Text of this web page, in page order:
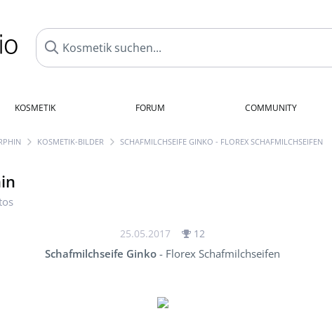
KOSMETIK FORUM COMMUNITY
KOSMETIK-BILDER SCHAFMILCHSEIFE GINKO - FLOREX SCHAFMILCHSEIFEN
25.05.2017 12
Schafmilchseife Ginko - Florex Schafmilchseifen